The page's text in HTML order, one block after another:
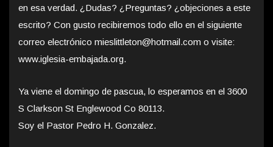
en esa verdad. ¿Dudas? ¿Preguntas? ¿objeciones a este
escrito? Con gusto recibiremos todo ello en el siguiente
correo electrónico mieslittleton@hotmail.com o visite:
www.iglesia-embajada.org.
Ya viene el domingo de pascua, lo esperamos en el 3600
S Clarkson St Englewood Co 80113.
Soy el Pastor Pedro H. Gonzalez.